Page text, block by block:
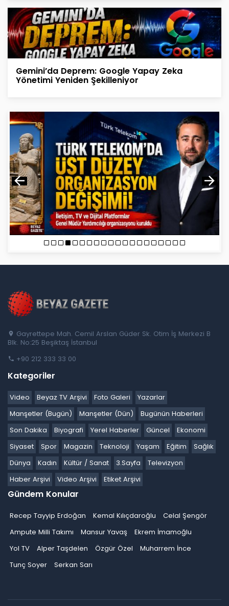
Gemini’da Deprem: Google Yapay Zeka
Yönetimi Yeniden Şekilleniyor
Gayrettepe Mah. Cemil Arslan Güder Sk. Otim İş Merkezi B
Blk. No:25 Beşiktaş İstanbul
+90 212 333 33 00
Kategoriler
Video Beyaz TV Arşivi Foto Galeri
Yazarlar
Manşetler (Bugün)
Manşetler (Dün)
Bugünün Haberleri
Son Dakika
Biyografi Yerel Haberler Güncel
Ekonomi
Siyaset
Spor Magazin Teknoloji Yaşam Eğitim
Sağlık
Dünya
Kadın Kültür / Sanat 3.Sayfa
Televizyon
Haber Arşivi
Video Arşivi Etiket Arşivi
Gündem Konular
Recep Tayyip Erdoğan Kemal Kılıçdaroğlu
Celal Şengör
Ampute Milli Takımı
Mansur Yavaş
Ekrem İmamoğlu
Yol TV
Alper Taşdelen Özgür Özel
Muharrem İnce
Tunç Soyer
Serkan Sarı